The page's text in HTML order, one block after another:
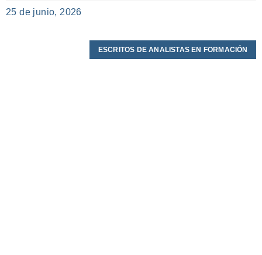
25 de junio, 2026
ESCRITOS DE ANALISTAS EN FORMACIÓN